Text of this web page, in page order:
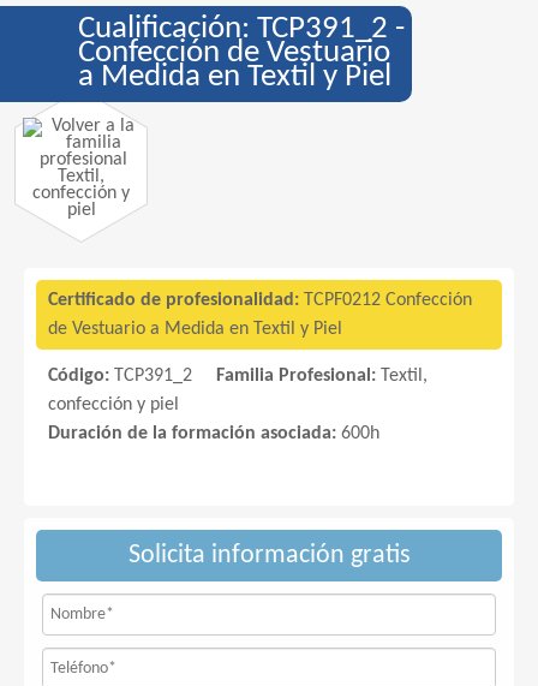
Cualificación: TCP391_2 -
Confección de Vestuario
a Medida en Textil y Piel
Textil,
confección y
piel
Certificado de profesionalidad:
TCPF0212 Confección
de Vestuario a Medida en Textil y Piel
Código: TCP391_2 Familia Profesional:
Textil,
confección y piel
Duración de la formación asociada: 600h
Solicita información gratis